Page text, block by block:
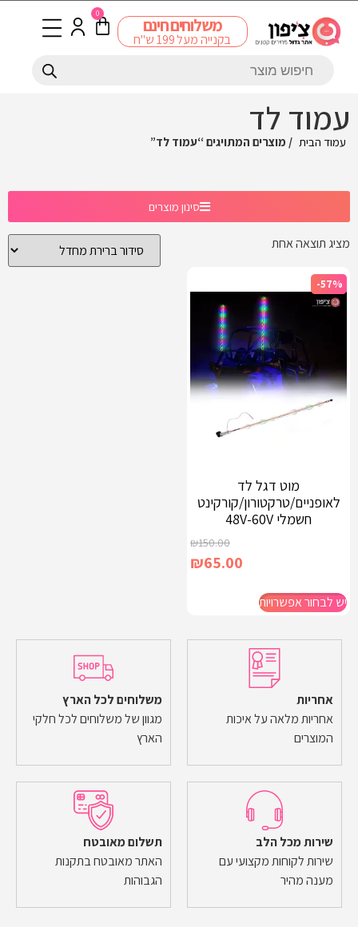
משלוחים חינם
בקנייה מעל 199 ש"ח
0
עמוד לד
עמוד הבית / מוצרים המתויגים “עמוד לד”
סינון מוצרים
מציג תוצאה אחת
-57%
מוט דגל לד
לאופניים/טרקטורון/קורקינט
חשמלי 48V-60V
₪150.00
₪65.00
יש לבחור אפשרויות
אחריות
אחריות מלאה על איכות
המוצרים
משלוחים לכל הארץ
מגוון של משלוחים לכל חלקי
הארץ
שירות מכל הלב
שירות לקוחות מקצועי עם
מענה מהיר
תשלום מאובטח
האתר מאובטח בתקנות
הגבוהות